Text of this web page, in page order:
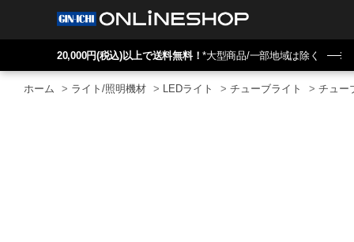
20,000円(税込)以上で送料無料！*大型商品/一部地域は除く
ホーム > ライト/照明機材 > LEDライト > チューブライト > チュー